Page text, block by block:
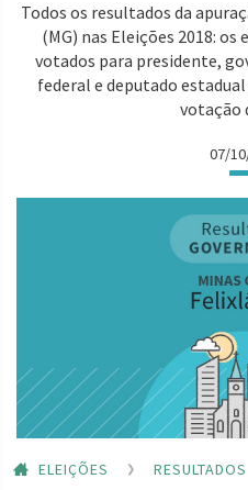
Todos os resultados da
(MG) nas Eleições 2018:
votados para presidente,
federal e deputado
votação
07/
ELEIÇÕES RESULTADOS